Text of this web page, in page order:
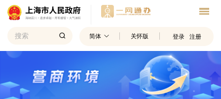
简体 关怀版 登录 注册